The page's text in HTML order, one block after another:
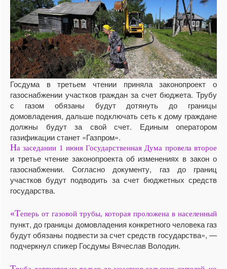
Госдума в третьем чтении приняла законопроект о
газоснабжении участков граждан за счет бюджета. Трубу
с газом обязаны будут дотянуть до границы
домовладения, дальше подключать сеть к дому граждане
должны будут за свой счет. Единым оператором
газификации станет «Газпром».
На заседании 1 июня Государственная Дума провела второе
и третье чтение законопроекта об изменениях в закон о
газоснабжении. Согласно документу, газ до границ
участков будут подводить за счет бюджетных средств
государства.
«Теперь от газовой трубы, которая проложена в населенный
пункт, до границы домовладения конкретного человека газ
будут обязаны подвести за счет средств государства», —
подчеркнул спикер Госдумы Вячеслав Володин.